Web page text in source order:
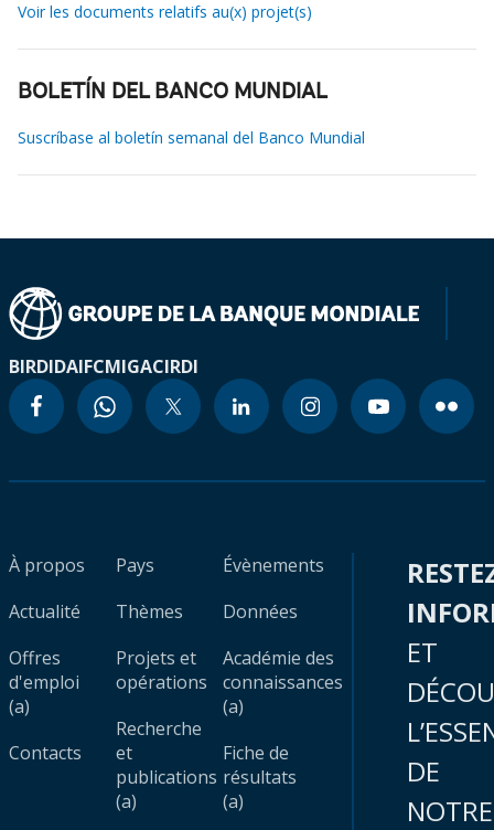
Voir les documents relatifs au(x) projet(s)
BOLETÍN DEL BANCO MUNDIAL
Suscríbase al boletín semanal del Banco Mundial
BIRDIDAIFCMIGACIRDI
À propos
Actualité
Offres
d'emploi
(a)
Contacts
Pays
Thèmes
Projets et
opérations
Recherche
et
publications
(a)
Évènements
Données
Académie des
connaissances
(a)
Fiche de
résultats
(a)
ET
DE
NOTRE